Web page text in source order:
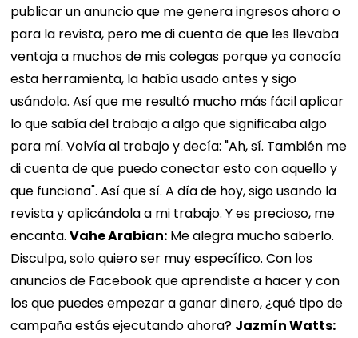
publicar un anuncio que me genera ingresos ahora o
para la revista, pero me di cuenta de que les llevaba
ventaja a muchos de mis colegas porque ya conocía
esta herramienta, la había usado antes y sigo
usándola. Así que me resultó mucho más fácil aplicar
lo que sabía del trabajo a algo que significaba algo
para mí. Volvía al trabajo y decía: "Ah, sí. También me
di cuenta de que puedo conectar esto con aquello y
que funciona". Así que sí. A día de hoy, sigo usando la
revista y aplicándola a mi trabajo. Y es precioso, me
encanta.Vahe Arabian: Me alegra mucho saberlo.
Disculpa, solo quiero ser muy específico. Con los
anuncios de Facebook que aprendiste a hacer y con
los que puedes empezar a ganar dinero, ¿qué tipo de
campaña estás ejecutando ahora? Jazmín Watts: